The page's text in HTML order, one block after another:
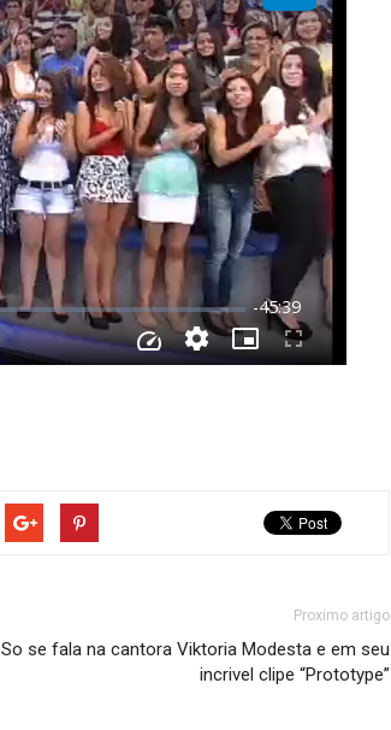
Proximo artigo
So se fala na cantora Viktoria Modesta e em seu
incrivel clipe “Prototype”